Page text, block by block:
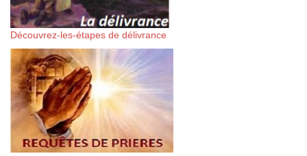
Découvrez-les-étapes de délivrance